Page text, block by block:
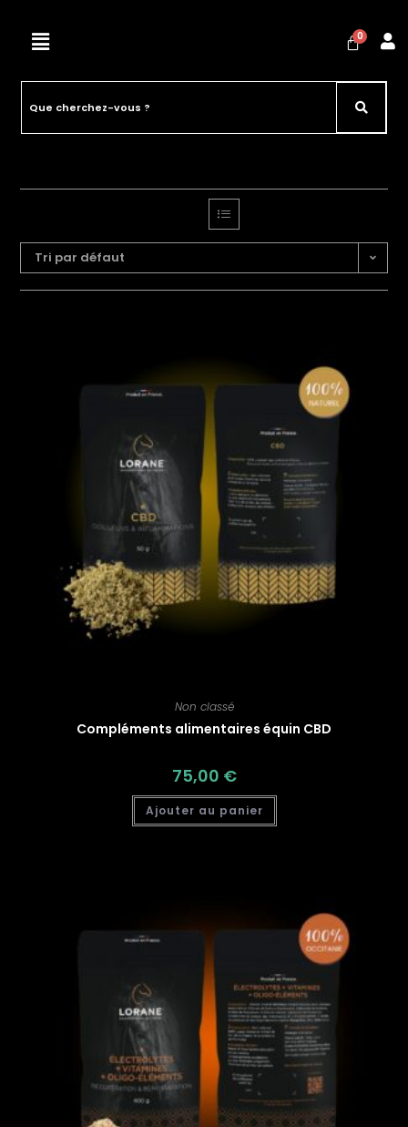
Tri par défaut
Non classé
Compléments alimentaires équin CBD
75,00 €
Ajouter au panier